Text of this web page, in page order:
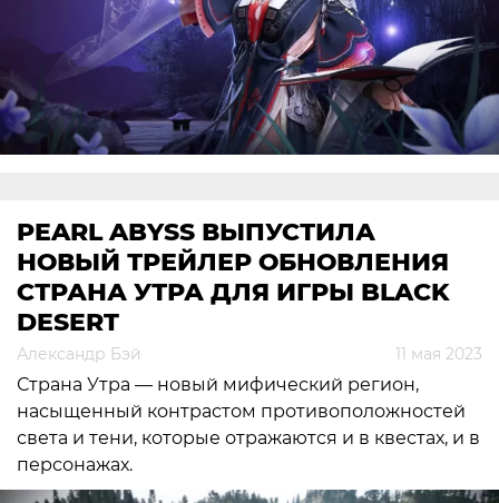
PEARL ABYSS ВЫПУСТИЛА
НОВЫЙ ТРЕЙЛЕР ОБНОВЛЕНИЯ
СТРАНА УТРА ДЛЯ ИГРЫ BLACK
DESERT
Александр Бэй 11 мая 2023
Страна Утра — новый мифический регион,
насыщенный контрастом противоположностей
света и тени, которые отражаются и в квестах, и в
персонажах.